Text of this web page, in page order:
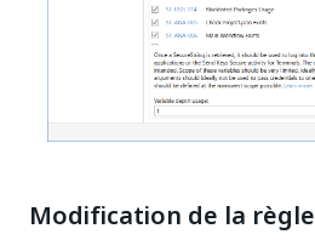
Modification de la règle